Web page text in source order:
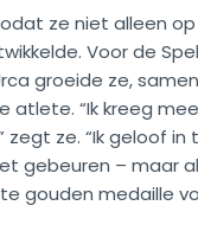
ze niet alleen
Voor de
groeide ze,
atlete. “Ik kreeg
ze. “Ik geloof
gebeuren – maar
gouden medaille